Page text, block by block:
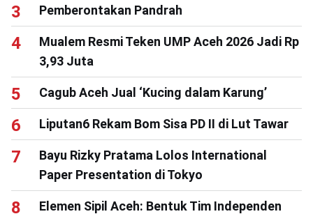
Pemberontakan Pandrah
Mualem Resmi Teken UMP Aceh 2026 Jadi Rp
3,93 Juta
Cagub Aceh Jual ‘Kucing dalam Karung’
Liputan6 Rekam Bom Sisa PD II di Lut Tawar
Bayu Rizky Pratama Lolos International
Paper Presentation di Tokyo
Elemen Sipil Aceh: Bentuk Tim Independen